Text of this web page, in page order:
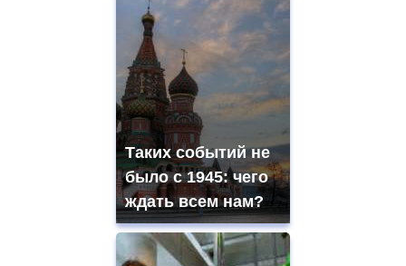
Таких событий не
было с 1945: чего
ждать всем нам?